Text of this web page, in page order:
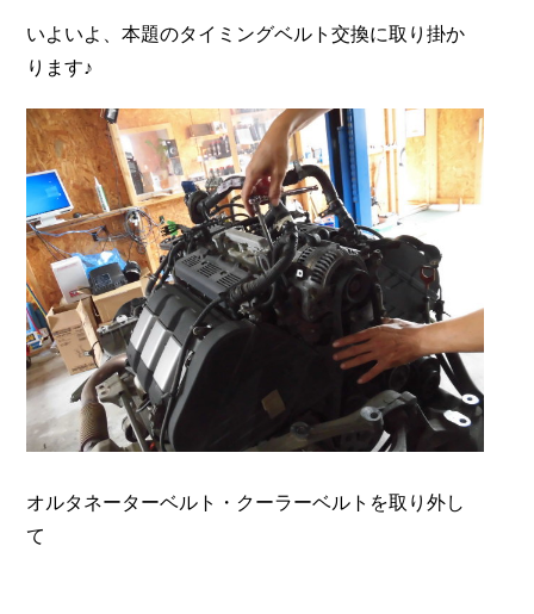
いよいよ、本題のタイミングベルト交換に取り掛か
ります♪
オルタネーターベルト・クーラーベルトを取り外し
て